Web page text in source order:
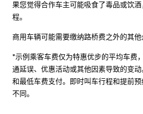
果您觉得合作车主可能吸食了毒品或饮
程。
商用车辆可能需要缴纳路桥费之外的其他
*示例乘客车费仅为特惠优步的平均车费
通延误、优惠活动或其他因素导致的变
和最低车费支付。即时叫车行程和提前
不同。